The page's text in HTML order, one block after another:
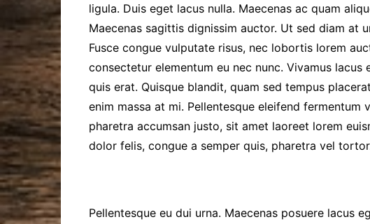
ligula. Duis eget lacus nulla. Maecenas ac quam
Maecenas sagittis dignissim auctor. Ut sed diam at
Fusce congue vulputate risus, nec lobortis lorem
consectetur elementum eu nec nunc. Vivamus
quis erat. Quisque blandit, quam sed tempus
enim massa at mi. Pellentesque eleifend fermentum
pharetra accumsan justo, sit amet laoreet lorem
dolor felis, congue a semper quis, pharetra vel
Pellentesque eu dui urna. Maecenas posuere lacus